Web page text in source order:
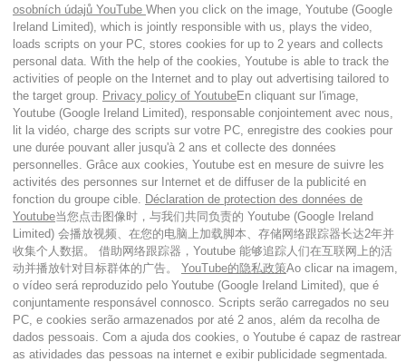
osobních údajů YouTube When you click on the image, Youtube (Google
Ireland Limited), which is jointly responsible with us, plays the video,
loads scripts on your PC, stores cookies for up to 2 years and collects
personal data. With the help of the cookies, Youtube is able to track the
activities of people on the Internet and to play out advertising tailored to
the target group.
Privacy policy of YoutubeEn cliquant sur l'image,
Youtube (Google Ireland Limited), responsable conjointement avec nous,
lit la vidéo, charge des scripts sur votre PC, enregistre des cookies pour
une durée pouvant aller jusqu'à 2 ans et collecte des données
personnelles. Grâce aux cookies, Youtube est en mesure de suivre les
activités des personnes sur Internet et de diffuser de la publicité en
fonction du groupe cible.
Déclaration de protection des données de
Youtube当您点击图像时，与我们共同负责的 Youtube (Google Ireland
Limited) 会播放视频、在您的电脑上加载脚本、存储网络跟踪器长达2年并
收集个人数据。 借助网络跟踪器，Youtube 能够追踪人们在互联网上的活
动并播放针对目标群体的广告。 YouTube的隐私政策Ao clicar na imagem,
o vídeo será reproduzido pelo Youtube (Google Ireland Limited), que é
conjuntamente responsável connosco. Scripts serão carregados no seu
PC, e cookies serão armazenados por até 2 anos, além da recolha de
dados pessoais. Com a ajuda dos cookies, o Youtube é capaz de rastrear
as atividades das pessoas na internet e exibir publicidade segmentada.